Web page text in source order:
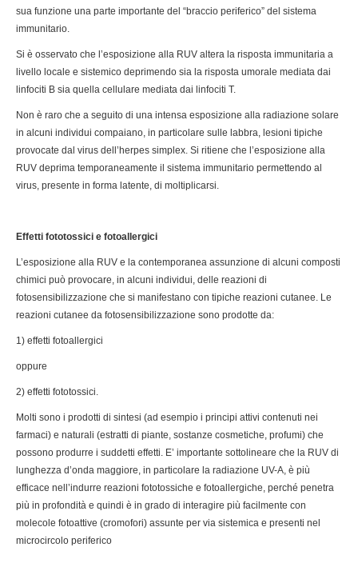
sua funzione una parte importante del “braccio periferico” del sistema
immunitario.
Si è osservato che l’esposizione alla RUV altera la risposta immunitaria a
livello locale e sistemico deprimendo sia la risposta umorale mediata dai
linfociti B sia quella cellulare mediata dai linfociti T.
Non è raro che a seguito di una intensa esposizione alla radiazione solare
in alcuni individui compaiano, in particolare sulle labbra, lesioni tipiche
provocate dal virus dell’herpes simplex. Si ritiene che l’esposizione alla
RUV deprima temporaneamente il sistema immunitario permettendo al
virus, presente in forma latente, di moltiplicarsi.
Effetti fototossici e fotoallergici
L’esposizione alla RUV e la contemporanea assunzione di alcuni composti
chimici può provocare, in alcuni individui, delle reazioni di
fotosensibilizzazione che si manifestano con tipiche reazioni cutanee. Le
reazioni cutanee da fotosensibilizzazione sono prodotte da:
1) effetti fotoallergici
oppure
2) effetti fototossici.
Molti sono i prodotti di sintesi (ad esempio i principi attivi contenuti nei
farmaci) e naturali (estratti di piante, sostanze cosmetiche, profumi) che
possono produrre i suddetti effetti. E’ importante sottolineare che la RUV di
lunghezza d’onda maggiore, in particolare la radiazione UV-A, è più
efficace nell’indurre reazioni fototossiche e fotoallergiche, perché penetra
più in profondità e quindi è in grado di interagire più facilmente con
molecole fotoattive (cromofori) assunte per via sistemica e presenti nel
microcircolo periferico